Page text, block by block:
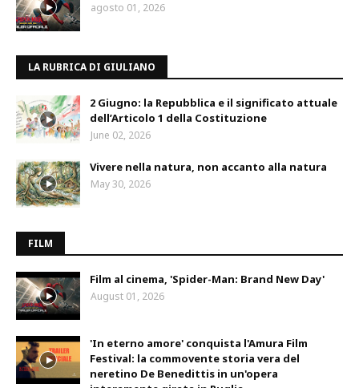
agosto 01, 2026
LA RUBRICA DI GIULIANO
2 Giugno: la Repubblica e il significato attuale
dell’Articolo 1 della Costituzione
June 02, 2026
Vivere nella natura, non accanto alla natura
May 30, 2026
FILM
Film al cinema, 'Spider-Man: Brand New Day'
August 01, 2026
'In eterno amore' conquista l'Amura Film
Festival: la commovente storia vera del
neretino De Benedittis in un'opera